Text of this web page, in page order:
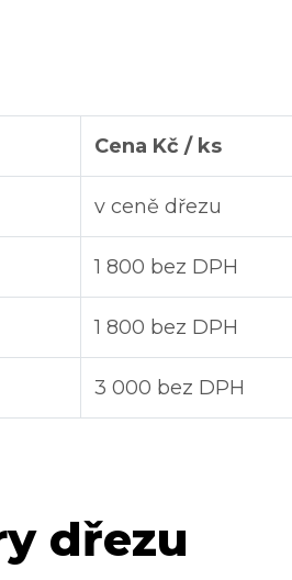
Cena Kč / ks
v ceně dřezu
1 800 bez DPH
1 800 bez DPH
3 000 bez DPH
dřezu